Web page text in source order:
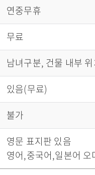
연중무휴
무료
남녀구분, 건물 내부 위
있음(무료)
불가
영문 표지판 있음
영어,중국어,일본어